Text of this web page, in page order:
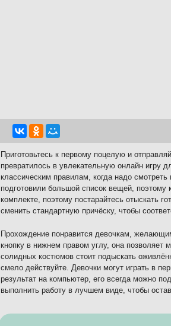
Приготовьтесь к первому поцелую и
превратилось в увлекательную онлайн игру
классическим правилам, когда надо
подготовили большой список вещей,
комплекте, поэтому постарайтесь отыскать
сменить стандартную причёску, чтобы
Прохождение понравится девочкам,
кнопку в нижнем правом углу, она
солидных костюмов стоит подыскать
смело действуйте. Девочки могут играть в
результат на компьютер, его всегда можно
выполнить работу в лучшем виде, чтобы